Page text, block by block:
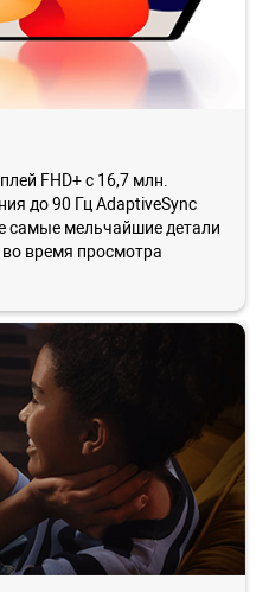
FHD+ с 16,7 млн.
до 90 Гц AdaptiveSync
самые мельчайшие детали
время просмотра